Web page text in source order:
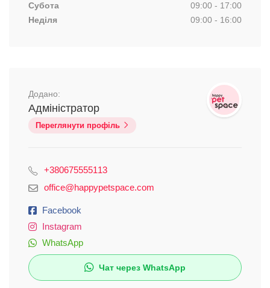
Субота
09:00 - 17:00
Неділя
09:00 - 16:00
Додано:
Адміністратор
Переглянути профіль
+380675555113
office@happypetspace.com
Facebook
Instagram
WhatsApp
Чат через WhatsApp